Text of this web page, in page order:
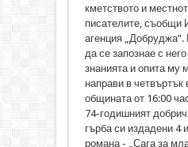
кметството и
писателите, съобщи
агенция „Добруджа”.
да се запознае с
знанията и опита му
направи в четвъртък
общината от 16:00
74-годишният
гърба си издадени 4
романа - „Сага за